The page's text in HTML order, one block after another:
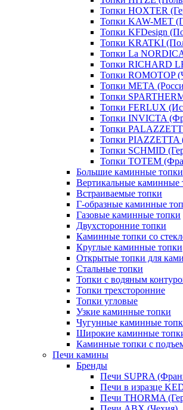
Топки HOXTER
Топки KAW-MET
Топки KFDesign
Топки KRATKI
Топки La
Топки RICHARD
Топки ROMOTOP
Топки МЕТА
Топки
Топки FERLUX
Топки INVICTA
Топки
Топки PIAZZETTA
Топки SCHMID
Топки TOTEM
Большие каминные топки
Вертикальные каминные
Встраиваемые топки
Г-образные каминные
Газовые каминные топки
Двухсторонние топки
Каминные топки со
Круглые каминные топки
Открытые топки для
Стальные топки
Топки с водяным
Топки трехсторонние
Топки угловые
Узкие каминные топки
Чугунные каминные
Широкие каминные
Каминные топки с
Печи камины
Бренды
Печи SUPRA
Печи в изразце
Печи THORMA